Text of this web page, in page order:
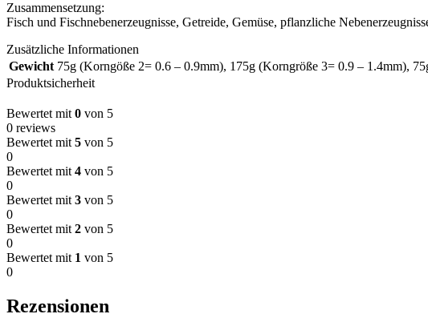
Zusammensetzung:
Fisch und Fischnebenerzeugnisse, Getreide, Gemüse, pflanzliche
Zusätzliche Informationen
Gewicht 75g (Korngöße 2= 0.6 – 0.9mm), 175g (Korngröße 3= 0.9 – 1.4mm),
Produktsicherheit
Bewertet mit 0 von 5
0 reviews
Bewertet mit 5 von 5
0
Bewertet mit 4 von 5
0
Bewertet mit 3 von 5
0
Bewertet mit 2 von 5
0
Bewertet mit 1 von 5
0
Rezensionen